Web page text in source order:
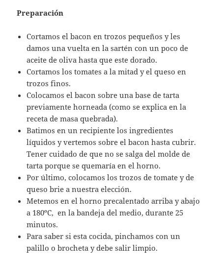
Preparación
Cortamos el bacon en trozos pequeños y les
damos una vuelta en la sartén con un poco de
aceite de oliva hasta que este dorado.
Cortamos los tomates a la mitad y el queso en
trozos finos.
Colocamos el bacon sobre una base de tarta
previamente horneada (como se explica en la
receta de masa quebrada).
Batimos en un recipiente los ingredientes
líquidos y vertemos sobre el bacon hasta cubrir.
Tener cuidado de que no se salga del molde de
tarta porque se quemaría en el horno.
Por último, colocamos los trozos de tomate y de
queso brie a nuestra elección.
Metemos en el horno precalentado arriba y abajo
a 180ºC, en la bandeja del medio, durante 25
minutos.
Para saber si esta cocida, pinchamos con un
palillo o brocheta y debe salir limpio.